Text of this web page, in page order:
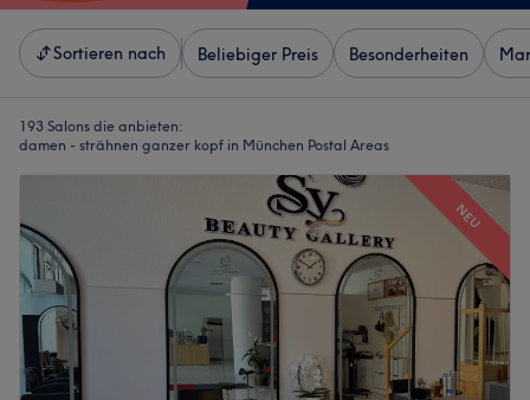
Sortieren nach Beliebiger Preis Besonderheiten
193 Salons die anbieten:
damen - strähnen ganzer kopf in München Postal Areas
NEU